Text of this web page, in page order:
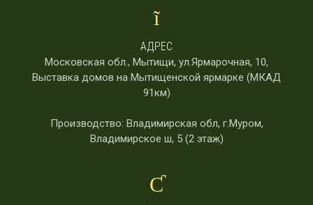
АДРЕС
Московская обл., Мытищи, ул.Ярмарочная, 10,
Выставка домов на Мытищенской ярмарке (МКАД
91км)
Производство: Владимирская обл, г.Муром,
Владимирское ш, 5 (2 этаж)